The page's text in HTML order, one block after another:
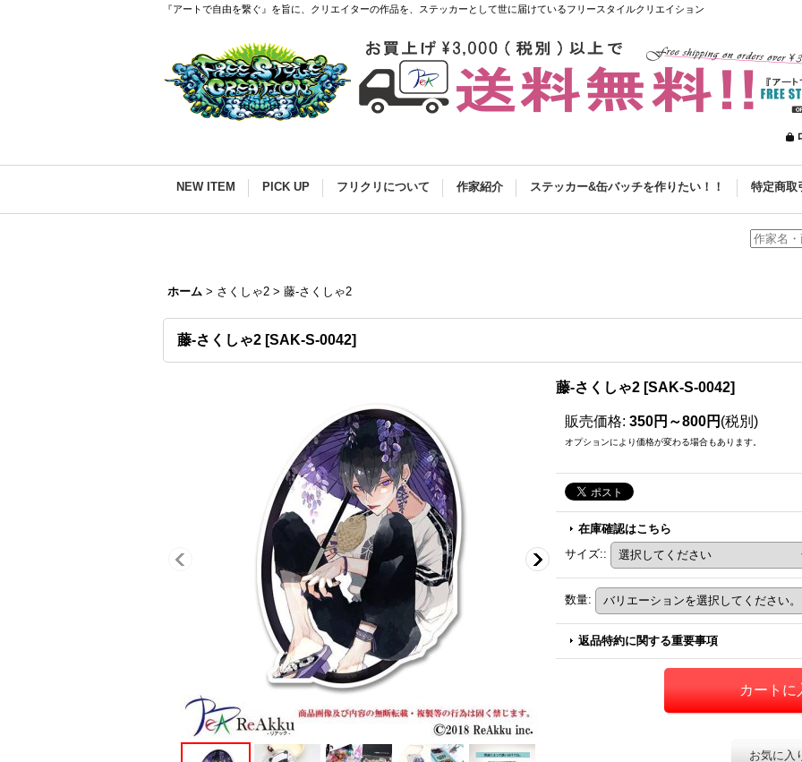
『アートで自由を繋ぐ』を旨に、クリエイターの作品を、ステッカーとして世に届けているフリースタイルクリエイション
NEW ITEM PICK UP フリクリについて 作家紹介 ステッカー&缶バッチを作りたい！！ 特定商取
ホーム > さくしゃ2 > 藤-さくしゃ2
藤-さくしゃ2 [SAK-S-0042]
藤-さくしゃ2 [SAK-S-0042]
販売価格: 350円～800円 (税別)
オプションにより価格が変わる場合もあります。
在庫確認はこちら
サイズ::
数量:
返品特約に関する重要事項
お気に入